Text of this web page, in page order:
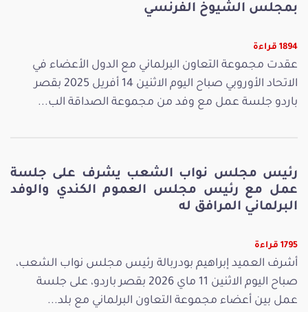
بمجلس الشيوخ الفرنسي
1894 قراءة
عقدت مجموعة التعاون البرلماني مع الدول الأعضاء في
الاتحاد الأوروبي صباح اليوم الاثنين 14 أفريل 2025 بقصر
باردو جلسة عمل مع وفد من مجموعة الصداقة الب...
رئيس مجلس نواب الشعب يشرف على جلسة
عمل مع رئيس مجلس العموم الكندي والوفد
البرلماني المرافق له
1795 قراءة
أشرف العميد إبراهيم بودربالة رئيس مجلس نواب الشعب،
صباح اليوم الاثنين 11 ماي 2026 بقصر باردو، على جلسة
عمل بين أعضاء مجموعة التعاون البرلماني مع بلد...